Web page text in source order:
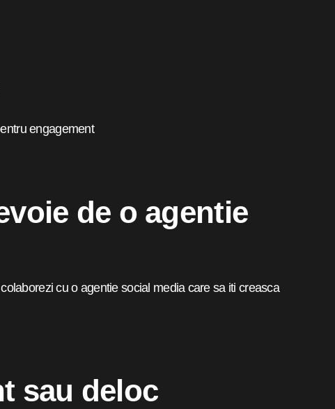
engagement
de o agentie
cu o agentie social media care sa iti creasca
sau deloc